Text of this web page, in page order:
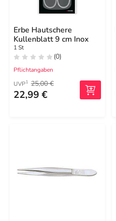
Erbe Hautschere
Kullenblatt 9 cm Inox
1 St
(0)
Pflichtangaben
UVP1 25,00 €
22,99 €